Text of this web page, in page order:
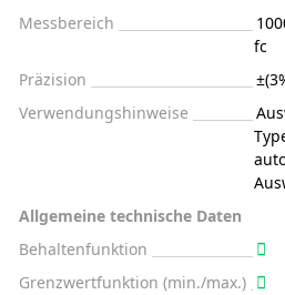
Messbereich
fc
Präzision
Verwendungshinweise
Allgemeine technische Daten
Behaltenfunktion
Grenzwertfunktion (min./max.)